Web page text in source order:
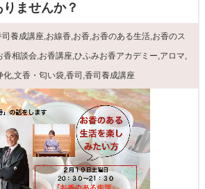
ませんか？
司養成講座,お線香,お香,お香のある生活,お香のス
香相談会,お香講座,ひふみお香アカデミー,アロマ,
化,文香・匂い袋,香司 ,香司養成講座